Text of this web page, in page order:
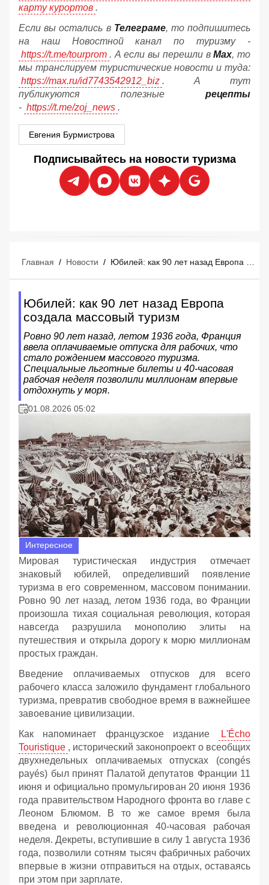
карту курортов .
Если вы остались в Телеграме, то подпишитесь
на наш Новостной канал по туризму -
https://t.me/tourprom . А если вы перешли вМах, то
мы транслируем туристические новости и туда:
https://max.ru/id7743542912_biz . А тут
публикуются полезные рецепты
- https://t.me/zoj_news .
Евгения Бурмистрова
Подписывайтесь на новости туризма
Главная / Новости /
Юбилей: как 90 лет назад Европа
создала массовый туризм
Ровно 90 лет назад, летом 1936 года, Франция
ввела оплачиваемые отпуска для рабочих, что
стало рождением массового туризма.
Специальные льготные билеты и 40-часовая
рабочая неделя позволили миллионам впервые
отдохнуть у моря.
01.08.2026 05:02
Интересное
Мировая туристическая индустрия отмечает
знаковый юбилей, определивший появление
туризма в его современном, массовом понимании.
Ровно 90 лет назад, летом 1936 года, во Франции
произошла тихая социальная революция, которая
навсегда разрушила монополию элиты на
путешествия и открыла дорогу к морю миллионам
простых граждан.
Введение оплачиваемых отпусков для всего
рабочего класса заложило фундамент глобального
туризма, превратив свободное время в важнейшее
завоевание цивилизации.
Как напоминает французское издание
L'Écho
Touristique , исторический законопроект о всеобщих
двухнедельных оплачиваемых отпусках (congés
payés) был принят Палатой депутатов Франции 11
июня и официально промульгирован 20 июня 1936
года правительством Народного фронта во главе с
Леоном Блюмом. В то же самое время была
введена и революционная 40-часовая рабочая
неделя. Декреты, вступившие в силу 1 августа 1936
года, позволили сотням тысяч фабричных рабочих
впервые в жизни отправиться на отдых, оставаясь
при этом при зарплате.